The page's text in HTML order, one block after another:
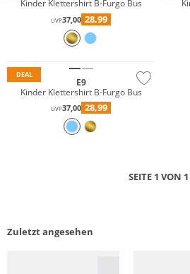
Kinder Klettershirt B-Furgo Bus
UVP37,00 28,99
DEAL
E9
Kinder Klettershirt B-Furgo Bus
UVP37,00 28,99
SEITE 1 VON 1
Zuletzt angesehen